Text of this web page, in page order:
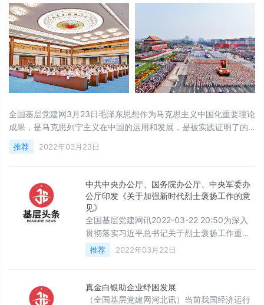
全国基层党建网3月23日毛泽东思想作为马克思主义中国化重要理论
成果，是马克思列宁主义在中国的运用和发展，是被实践证明了的
关于中国革命和建设的正确的理论原则和经验总结。确立毛泽东思
想为党的指导思想，为我们今天毫不动摇地坚持习近平新时代中国
日，中共中央在北京人民大会堂举行纪念毛泽东同志诞辰120周年座
谈会。中共中央总书记、国家主席、中央
推荐 2022年03月23日
中共中央办公厅、国务院办公厅、中央军委办
公厅印发《关于加强新时代烈士褒扬工作的意
见》
全国基层党建网讯2022-03-22 20:50为深入
贯彻落实习近平总书记关于烈士褒扬工作重要
指示批示精神，推动新时代烈士褒扬工作创新
发展，中共中央办公厅、国务院办公厅、中央
扬工作的意见》（以下简称《意见》）。《意
见》指出，英雄烈士是民族的脊梁、时代的先
推荐 2022年03月22日
真金白银助企业纾困发展
（全国基层党建网河北讯）当前我国经济运行